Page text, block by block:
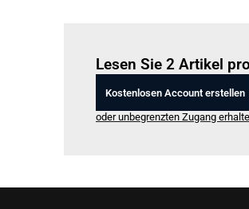
Lesen Sie 2 Artikel
Kostenlosen Account erstellen
oder unbegrenzten Zugang